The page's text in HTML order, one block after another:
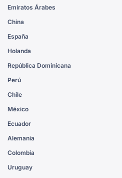
Emiratos Árabes
China
España
Holanda
República Dominicana
Perú
Chile
México
Ecuador
Alemania
Colombia
Uruguay